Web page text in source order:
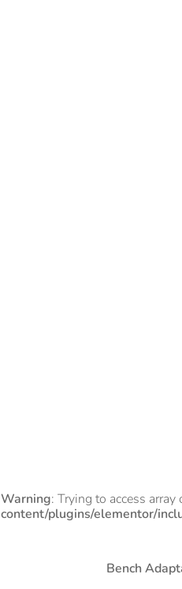
Warning: Trying to access
content/plugins/elementor/
Bench